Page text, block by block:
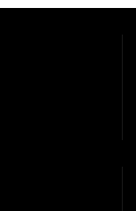
para la protección de